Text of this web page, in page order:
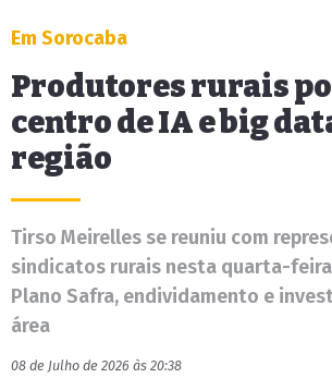
Em Sorocaba
Produtores rurais
centro de IA e big
região
Tirso Meirelles se reuniu com
sindicatos rurais nesta quarta-
Plano Safra, endividamento e
área
08 de Julho de 2026 às 20:38